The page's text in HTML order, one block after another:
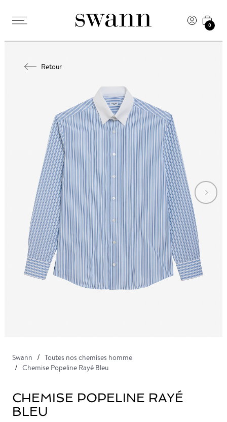
0
Retour
Swann
Toutes nos chemises homme
Chemise Popeline Rayé Bleu
CHEMISE POPELINE RAYÉ
BLEU